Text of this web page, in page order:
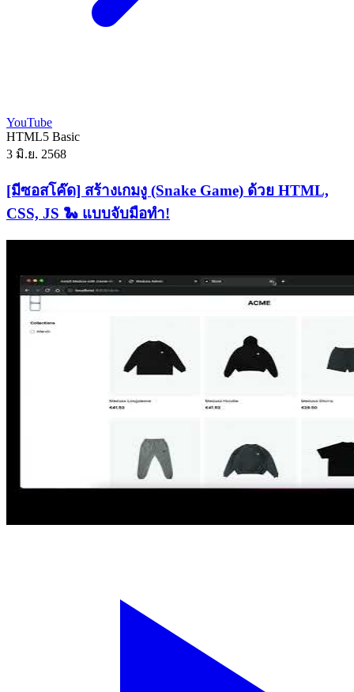
YouTube
HTML5 Basic
3 มิ.ย. 2568
[มีซอสโค๊ด] สร้างเกมงู (Snake Game) ด้วย HTML,
CSS, JS 🐍 แบบจับมือทำ!